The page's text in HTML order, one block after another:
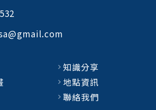
知識分享
地點資訊
聯絡我們